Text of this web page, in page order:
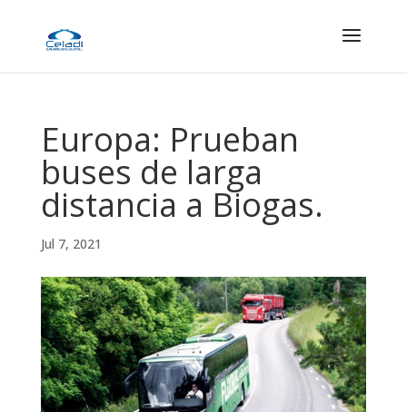
Europa: Prueban
buses de larga
distancia a Biogas.
Jul 7, 2021